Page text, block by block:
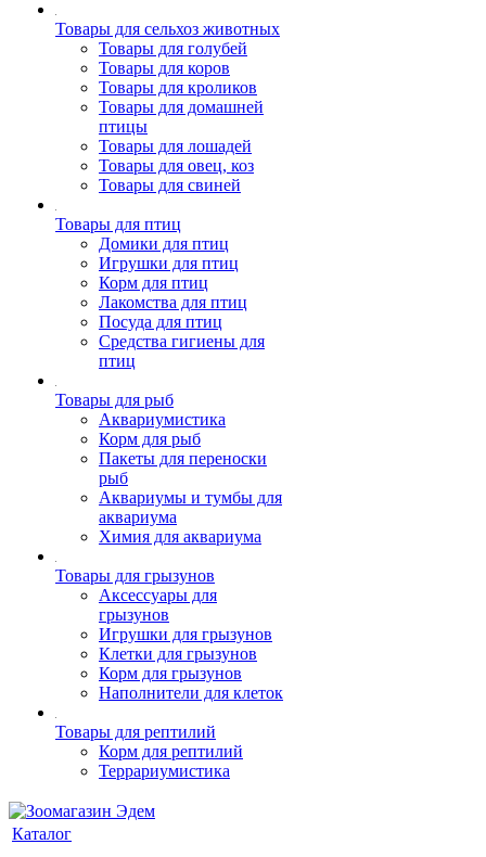
Товары для сельхоз животных
Товары для голубей
Товары для коров
Товары для кроликов
Товары для домашней
птицы
Товары для лошадей
Товары для овец, коз
Товары для свиней
Товары для птиц
Домики для птиц
Игрушки для птиц
Корм для птиц
Лакомства для птиц
Посуда для птиц
Средства гигиены для
птиц
Товары для рыб
Аквариумистика
Корм для рыб
Пакеты для переноски
рыб
Аквариумы и тумбы для
аквариума
Химия для аквариума
Товары для грызунов
Аксессуары для
грызунов
Игрушки для грызунов
Клетки для грызунов
Корм для грызунов
Наполнители для клеток
Товары для рептилий
Корм для рептилий
Террариумистика
Каталог